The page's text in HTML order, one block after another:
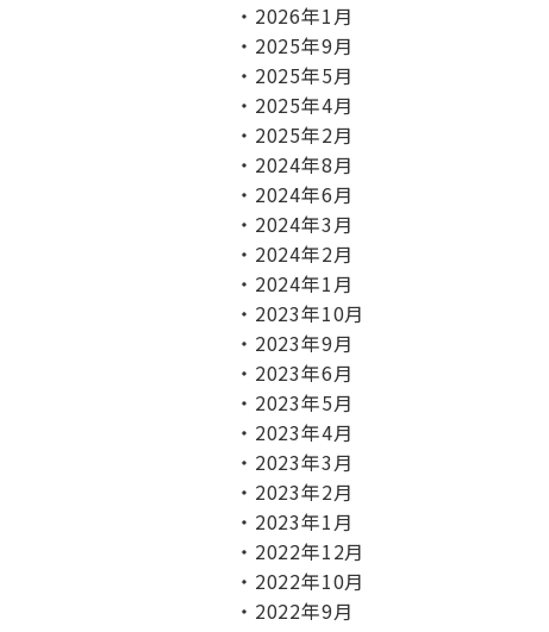
2026年1月
2025年9月
2025年5月
2025年4月
2025年2月
2024年8月
2024年6月
2024年3月
2024年2月
2024年1月
2023年10月
2023年9月
2023年6月
2023年5月
2023年4月
2023年3月
2023年2月
2023年1月
2022年12月
2022年10月
2022年9月